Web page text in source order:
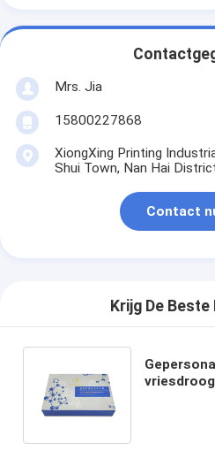
Mrs. Jia
15800227868
XiongXing Printing
Shui Town, Nan Hai
Contact
Krijg De